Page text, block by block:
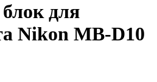
для
Nikon MB-D10